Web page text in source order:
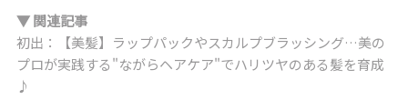
▼ 関連記事
初出：【美髪】ラップパックやスカルプブラッシング…美の
プロが実践する"ながらヘアケア"でハリツヤのある髪を育成
♪